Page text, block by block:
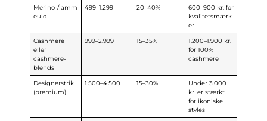
Merino-/lamm
euld
499–1.299 20–40%
600–900 kr. for
kvalitetsmærk
er
Cashmere
eller
cashmere-
blends
999–2.999 15–35%
1.200–1.900 kr.
for 100%
cashmere
Designerstrik
(premium)
1.500–4.500 15–30%
Under 3.000
kr. er stærkt
for ikoniske
styles